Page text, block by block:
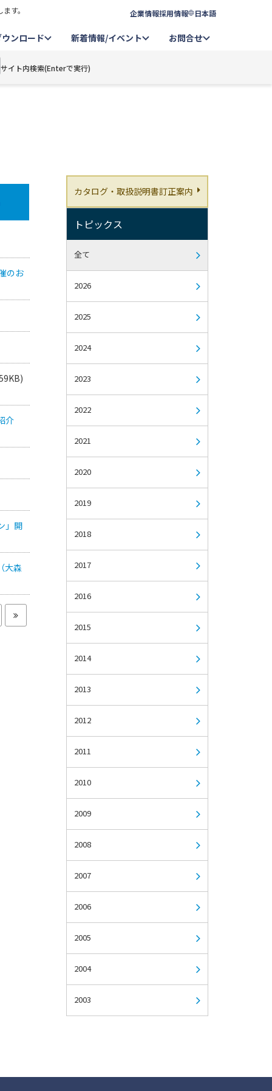
す。 企業情報採用情報 日本語
ウンロード 新着情報/イベント お問合せ
サイト内検索(Enterで実行)
のお
介
」開
大森
カタログ・取扱説明書訂正案内
トピックス
全て
2026
2025
2024
2023
2022
2021
2020
2019
2018
2017
2016
2015
2014
2013
2012
2011
2010
2009
2008
2007
2006
2005
2004
2003